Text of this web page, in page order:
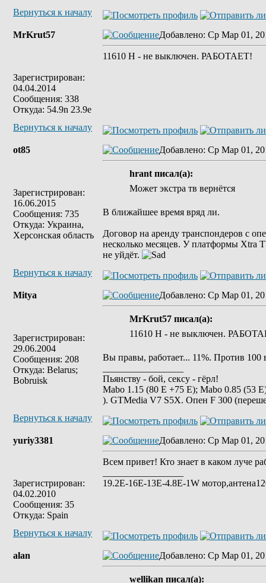
Вернуться к началу
MrKrut57
Зарегистрирован:
04.04.2014
Сообщения: 338
Откуда: 54.9n 23.9e
Добавлено: Ср Мар 01,
11610 H - не выключен. РАБОТАЕТ!
Вернуться к началу
ot85
Зарегистрирован:
16.06.2015
Сообщения: 735
Откуда: Украина,
Херсонская область
Добавлено: Ср Мар 01,
hrant писал(а):
Может экстра тв вернётся
В ближайшее время вряд ли.
Договор на аренду транспондеров с
несколько месяцев. У платформы Xtra
не уйдёт.
Вернуться к началу
Mitya
Зарегистрирован:
29.06.2004
Сообщения: 208
Откуда: Belarus;
Bobruisk
Добавлено: Ср Мар 01,
MrKrut57 писал(а):
11610 H - не выключен.
Вы правы, работает... 11%. Против 100
Пьянству - бой, сексу - гёрл!
Mabo 1.15 (80 Е +75 E); Mabo 0.85 (53
). GTMedia V7 S5X. Опен F 300
Вернуться к началу
yuriy3381
Зарегистрирован:
04.02.2010
Сообщения: 35
Откуда: Spain
Добавлено: Ср Мар 01,
Всем привет! Кто знает в каком луче
19.2E-16E-13E-4.8E-1W
Вернуться к началу
alan Добавлено: Ср Мар 01,
wellikan писал(а):